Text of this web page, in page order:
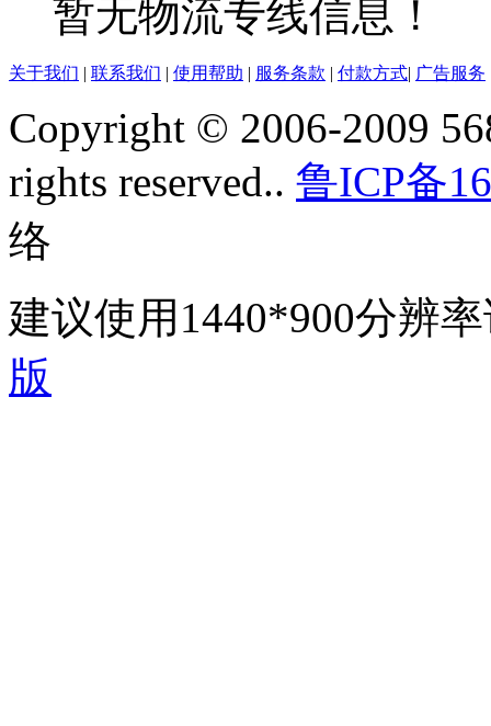
暂无物流专线信息！
关于我们 | 联系我们 | 使用帮助 | 服务条款 | 付款方式| 广告服务
Copyright © 2006-2009
rights reserved.. 鲁ICP备
络
建议使用1440*900分辨
版